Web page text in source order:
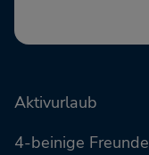
Aktivurlaub
4-beinige Freunde